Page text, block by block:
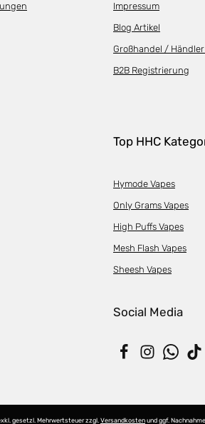
Impressum
Blog Artikel
Großhandel /
B2B Registrierung
Top HHC
Hymode Vapes
Only Grams Vapes
High Puffs Vapes
Mesh Flash Vapes
Sheesh Vapes
Social Media
gesetzl. Mehrwertsteuer zzgl.Versandkosten und ggf.